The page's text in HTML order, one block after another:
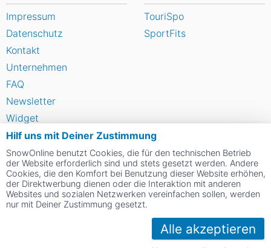
Hilf uns mit Deiner Zustimmung
SnowOnline benutzt Cookies, die für den technischen Betrieb
der Website erforderlich sind und stets gesetzt werden. Andere
Cookies, die den Komfort bei Benutzung dieser Website erhöhen,
der Direktwerbung dienen oder die Interaktion mit anderen
Websites und sozialen Netzwerken vereinfachen sollen, werden
nur mit Deiner Zustimmung gesetzt.
Alle akzeptieren
Impressum
Datenschutz
Kontakt
Unternehmen
FAQ
Newsletter
Widget
Umfragen
Skigebiet bewerten
TouriSpo
SportFits
Social Web